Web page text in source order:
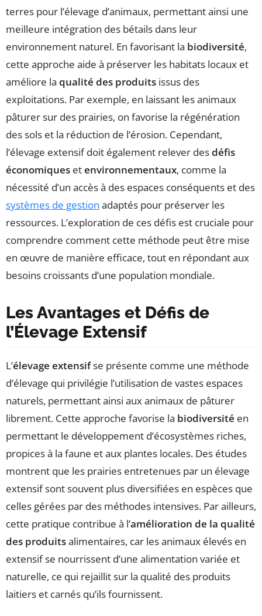
terres pour l’élevage d’animaux, permettant ainsi une
meilleure intégration des bétails dans leur
environnement naturel. En favorisant la biodiversité,
cette approche aide à préserver les habitats locaux et
améliore la qualité des produits issus des
exploitations. Par exemple, en laissant les animaux
pâturer sur des prairies, on favorise la régénération
des sols et la réduction de l’érosion. Cependant,
l’élevage extensif doit également relever desdéfis
économiques etenvironnementaux, comme la
nécessité d’un accès à des espaces conséquents et des
systèmes de gestion adaptés pour préserver les
ressources. L’exploration de ces défis est cruciale pour
comprendre comment cette méthode peut être mise
en œuvre de manière efficace, tout en répondant aux
besoins croissants d’une population mondiale.
Les Avantages et Défis de
l’Élevage Extensif
L’élevage extensifse présente comme une méthode
d’élevage qui privilégie l’utilisation de vastes espaces
naturels, permettant ainsi aux animaux de pâturer
librement. Cette approche favorise la biodiversité en
permettant le développement d’écosystèmes riches,
propices à la faune et aux plantes locales. Des études
montrent que les prairies entretenues par un élevage
extensif sont souvent plus diversifiées en espèces que
celles gérées par des méthodes intensives. Par ailleurs,
cette pratique contribue à l’amélioration de la qualité
des produitsalimentaires, car les animaux élevés en
extensif se nourrissent d’une alimentation variée et
naturelle, ce qui rejaillit sur la qualité des produits
laitiers et carnés qu’ils fournissent.